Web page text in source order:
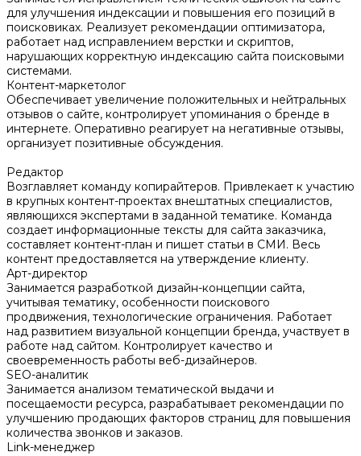
для улучшения индексации и повышения его позиций в
поисковиках. Реализует рекомендации оптимизатора,
работает над исправлением верстки и скриптов,
нарушающих корректную индексацию сайта поисковыми
системами.
Контент-маркетолог
Обеспечивает увеличение положительных и нейтральных
отзывов о сайте, контролирует упоминания о бренде в
интернете. Оперативно реагирует на негативные отзывы,
организует позитивные обсуждения.
Редактор
Возглавляет команду копирайтеров. Привлекает к участию
в крупных контент-проектах внештатных специалистов,
являющихся экспертами в заданной тематике. Команда
создает информационные тексты для сайта заказчика,
составляет контент-план и пишет статьи в СМИ. Весь
контент предоставляется на утверждение клиенту.
Арт-директор
Занимается разработкой дизайн-концепции сайта,
учитывая тематику, особенности поискового
продвижения, технологические ограничения. Работает
над развитием визуальной концепции бренда, участвует в
работе над сайтом. Контролирует качество и
своевременность работы веб-дизайнеров.
SEO-аналитик
Занимается анализом тематической выдачи и
посещаемости ресурса, разрабатывает рекомендации по
улучшению продающих факторов страниц для повышения
количества звонков и заказов.
Link-менеджер